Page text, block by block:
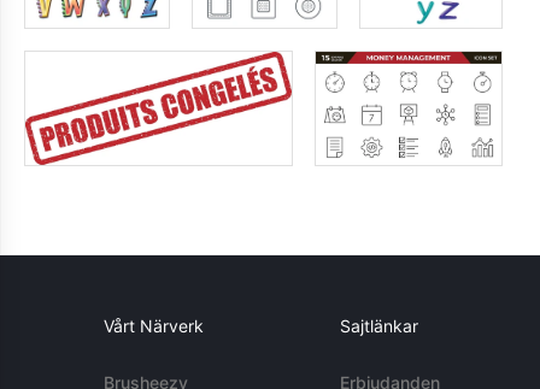
Vårt Närverk
Brusheezy
Sajtlänkar
Erbjudanden